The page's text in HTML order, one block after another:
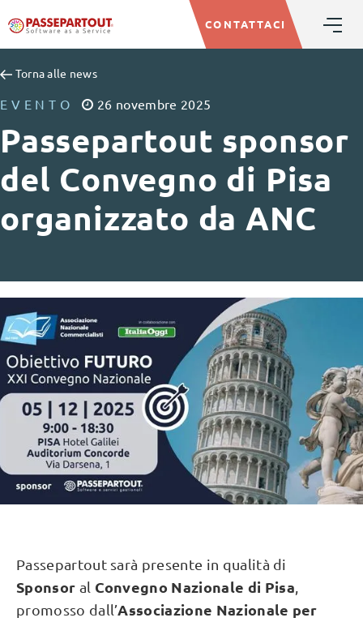
CONTATTACI
Torna alle news
EVENTO 26 novembre 2025
Passepartout sponsor
del Convegno di Pisa
organizzato da ANC
Passepartout sarà presente in qualità di
Sponsor al Convegno Nazionale di Pisa
promosso dall’Associazione Nazionale per